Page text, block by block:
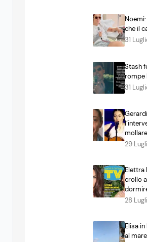
che il
31
Stash
rompe
31
mollare
29
Elettra
crollo
28
Elisa
al